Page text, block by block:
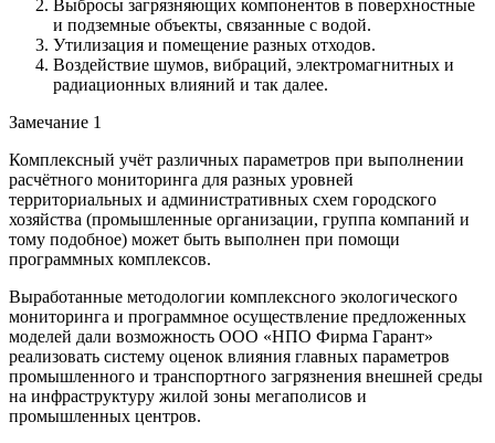
Выбросы загрязняющих компонентов в поверхностные
и подземные объекты, связанные с водой.
Утилизация и помещение разных отходов.
Воздействие шумов, вибраций, электромагнитных и
радиационных влияний и так далее.
Замечание 1
Комплексный учёт различных параметров при выполнении
расчётного мониторинга для разных уровней
территориальных и административных схем городского
хозяйства (промышленные организации, группа компаний и
тому подобное) может быть выполнен при помощи
программных комплексов.
Выработанные методологии комплексного экологического
мониторинга и программное осуществление предложенных
моделей дали возможность ООО «НПО Фирма Гарант»
реализовать систему оценок влияния главных параметров
промышленного и транспортного загрязнения внешней среды
на инфраструктуру жилой зоны мегаполисов и
промышленных центров.